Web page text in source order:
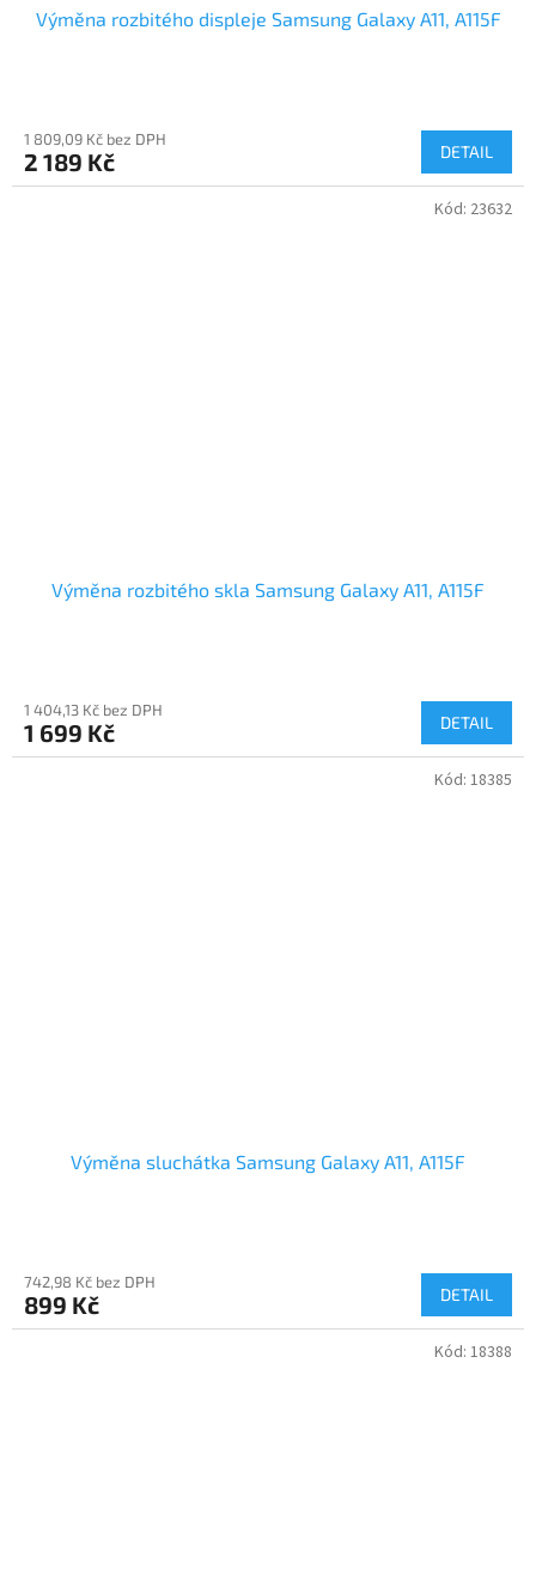
Výměna rozbitého displeje Samsung Galaxy A11, A115F
1 809,09 Kč bez DPH
2 189 Kč DETAIL
Výměna rozbitého skla Samsung Galaxy A11, A115F
1 404,13 Kč bez DPH
1 699 Kč DETAIL
Kód: 23632
Výměna sluchátka Samsung Galaxy A11, A115F
742,98 Kč bez DPH
899 Kč DETAIL
Kód: 18385
Kód: 18388